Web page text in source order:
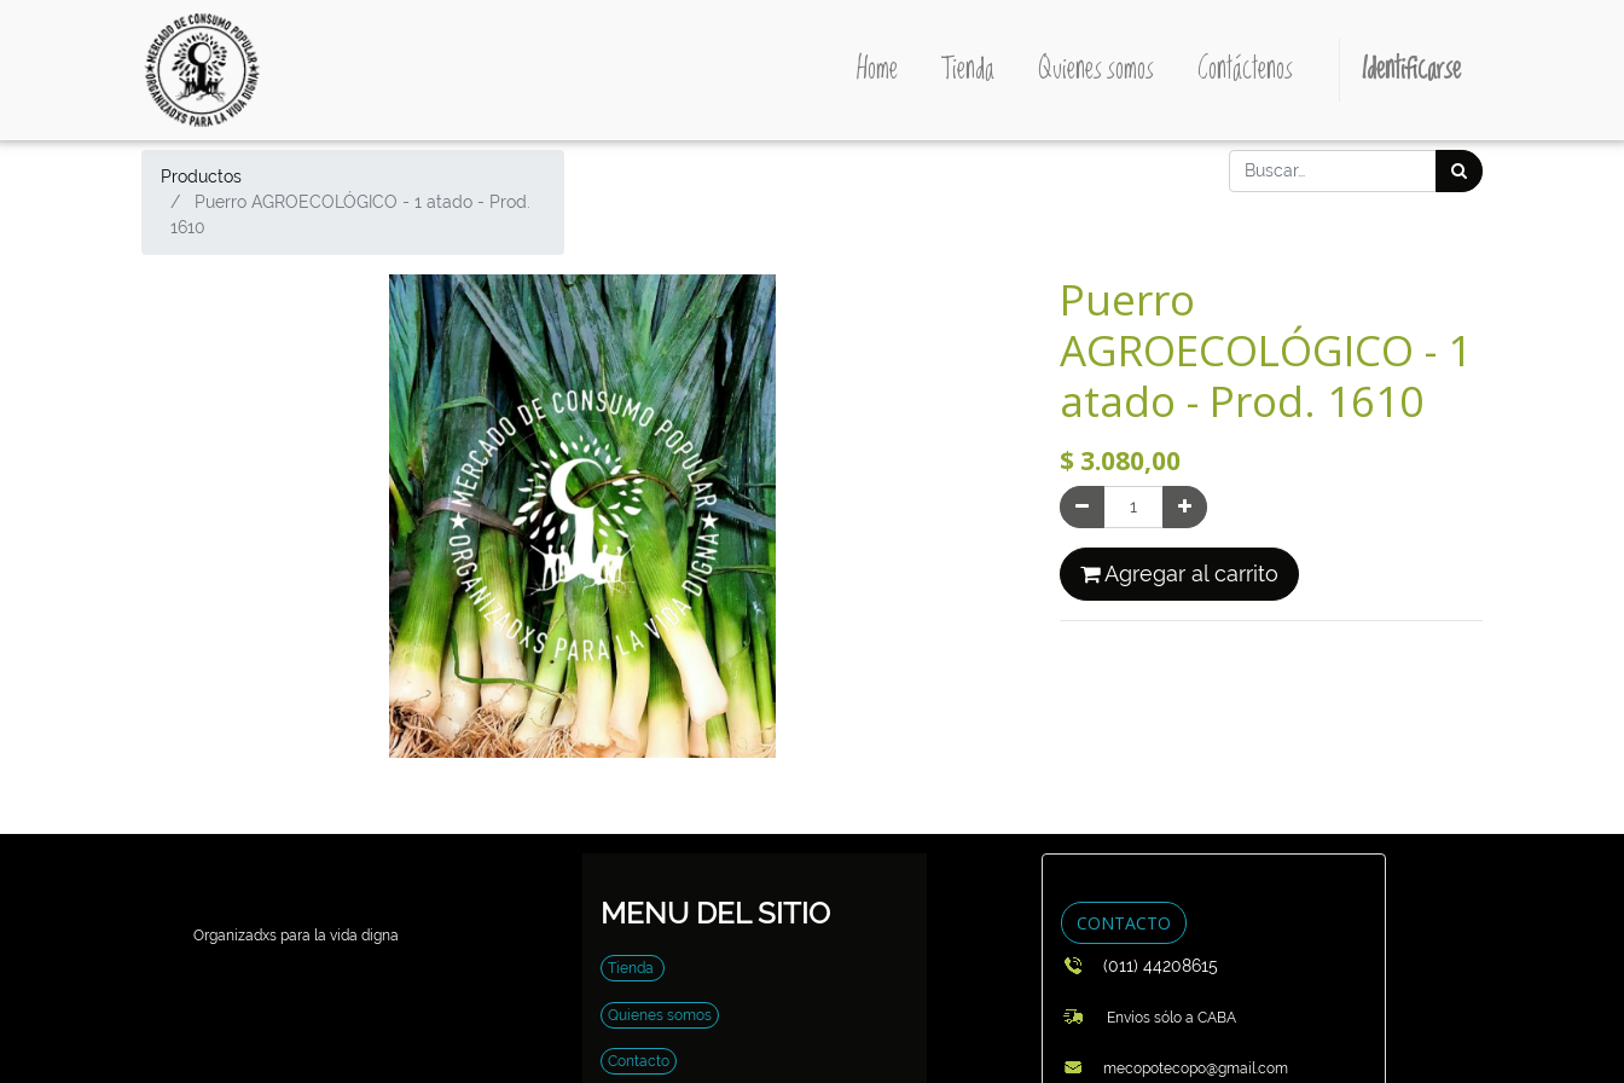
Home Tienda Quienes somos Contáctenos Identificarse
Productos
Puerro AGROECOLÓGICO - 1 atado - Prod.
1610
Puerro
AGROECOLÓGICO - 1
atado - Prod. 1610
$ 3.080,00
Agregar al carrito
Organizadxs para la vida digna
MENU DEL SITIO
Tienda
Quienes somos
Contacto
CONTACTO
(011) 44208615
Envíos sólo a CABA
mecopotecopo@gmail.com